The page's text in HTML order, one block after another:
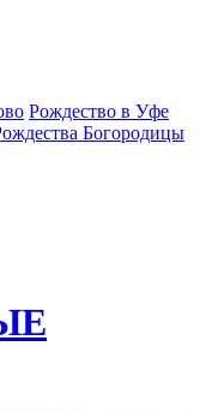
Рождество в Уфе
Богородицы